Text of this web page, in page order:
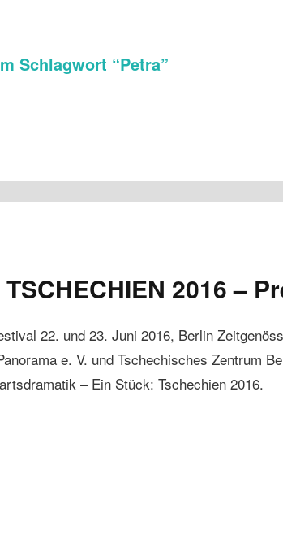
Schlagwort “Petra”
TSCHECHIEN 2016 –
22. und 23. Juni 2016, Berlin
e. V. und Tschechisches Zentrum
– Ein Stück: Tschechien 2016.